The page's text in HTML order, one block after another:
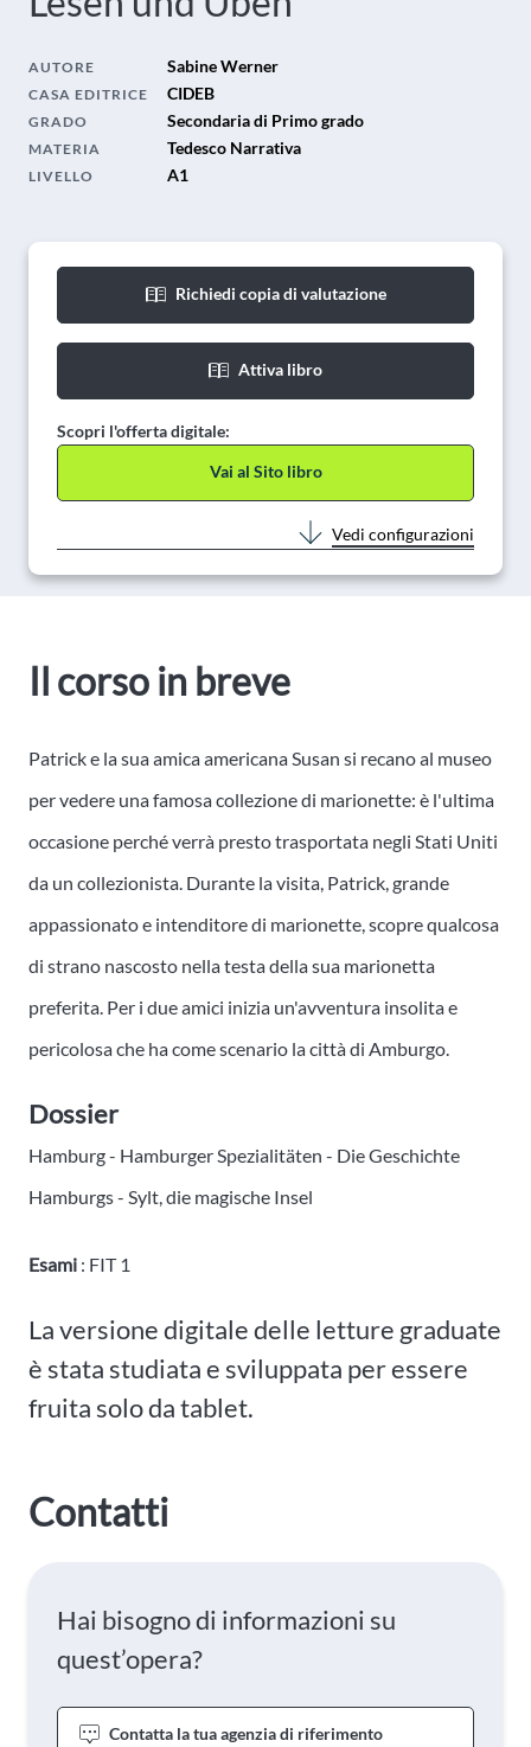
AUTORE Sabine Werner
CASA EDITRICE CIDEB
GRADO Secondaria di Primo grado
MATERIA Tedesco Narrativa
LIVELLO A1
Richiedi copia di valutazione
Attiva libro
Scopri l'offerta digitale:
Vai al Sito libro
Vedi configurazioni
Il corso in breve
Patrick e la sua amica americana Susan si recano al museo
per vedere una famosa collezione di marionette: è l'ultima
occasione perché verrà presto trasportata negli Stati Uniti
da un collezionista. Durante la visita, Patrick, grande
appassionato e intenditore di marionette, scopre qualcosa
di strano nascosto nella testa della sua marionetta
preferita. Per i due amici inizia un'avventura insolita e
pericolosa che ha come scenario la città di Amburgo.
Dossier
Hamburg - Hamburger Spezialitäten - Die Geschichte
Hamburgs - Sylt, die magische Insel
Esami : FIT 1
La versione digitale delle letture graduate
è stata studiata e sviluppata per essere
fruita solo da tablet.
Contatti
Hai bisogno di informazioni su
quest’opera?
Contatta la tua agenzia di riferimento